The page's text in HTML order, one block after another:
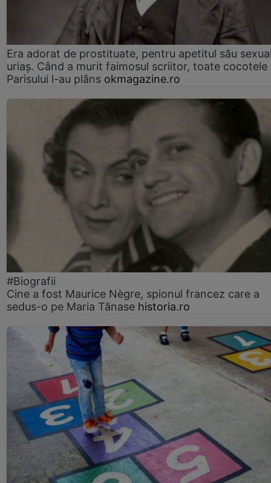
Era adorat de prostituate, pentru apetitul său
uriaș. Când a murit faimosul scriitor, toate cocotele
Parisului l-au plâns okmagazine.ro
#Biografii
Cine a fost Maurice Nègre, spionul francez care a
sedus-o pe Maria Tănase historia.ro